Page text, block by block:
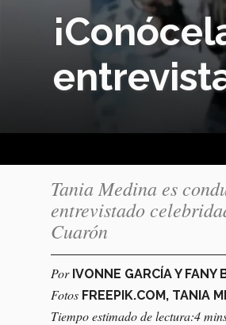
Tania Medina es
entrevistado
Cuarón
Por IVONNE GARCÍA Y
Fotos FREEPIK.COM, TANIA
Tiempo estimado de lectura:4